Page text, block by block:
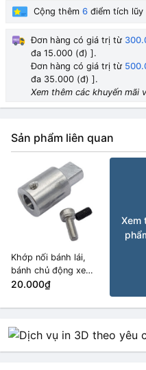
Cộng thêm 6 điểm tích lũy
Đơn hàng có giá trị từ
đa 15.000 (đ) ].
Đơn hàng có giá trị từ
đa 35.000 (đ) ].
Xem thêm các khuyến mãi
Sản phẩm liên quan
Khớp nối bánh lái,
bánh chủ động xe
tăng trục 6mm
20.000₫
Xem